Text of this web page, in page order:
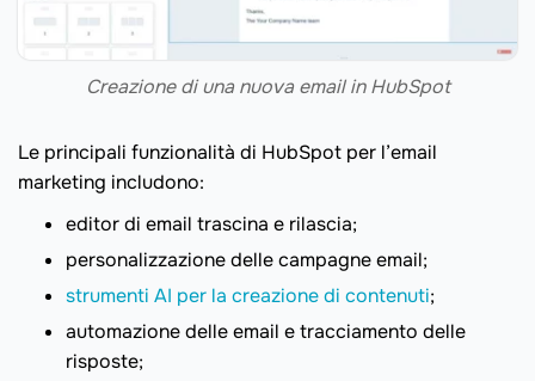
Creazione di una nuova email in HubSpot
Le principali funzionalità di HubSpot per l’email
marketing includono:
editor di email trascina e rilascia;
personalizzazione delle campagne email;
strumenti AI per la creazione di contenuti;
automazione delle email e tracciamento delle
risposte;